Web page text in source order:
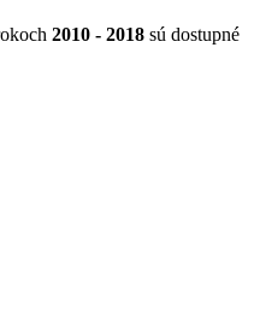
2010 - 2018 sú dostupné